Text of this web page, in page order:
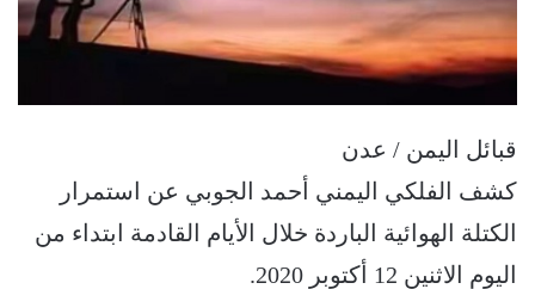
قبائل اليمن / عدن
كشف الفلكي اليمني أحمد الجوبي عن استمرار
الكتلة الهوائية الباردة خلال الأيام القادمة ابتداء من
اليوم الاثنين 12 أكتوبر 2020.